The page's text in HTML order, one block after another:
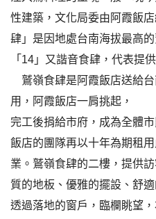
性建築，文化局委由阿霞飯
肆」是因地處台南海拔最高
「14」又諧音食肆，代表提
鷲嶺食肆是阿霞飯店送給
用，阿霞飯店一肩挑起，
完工後捐給市府，成為全體
飯店的團隊再以十年為期租
業。鷲嶺食肆的二樓，提供
質的地板、優雅的擺設、舒
透過落地的窗戶，臨欄眺望